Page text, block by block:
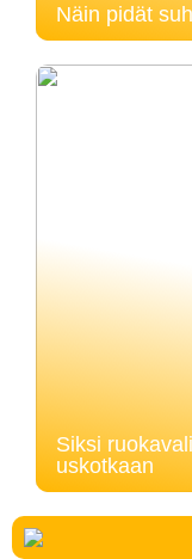
Näin pidät
Siksi
uskotkaan